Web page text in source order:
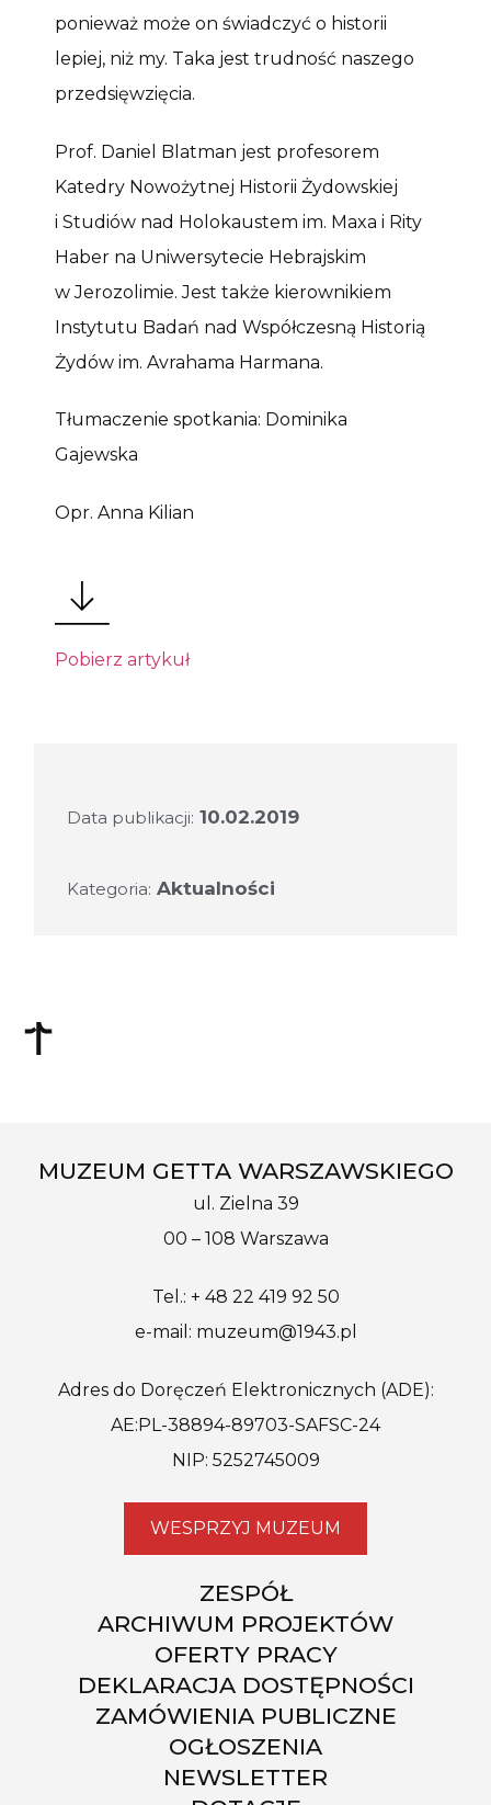
ponieważ może on świadczyć o historii
lepiej, niż my. Taka jest trudność naszego
przedsięwzięcia.
Prof. Daniel Blatman jest profesorem
Katedry Nowożytnej Historii Żydowskiej
i Studiów nad Holokaustem im. Maxa i Rity
Haber na Uniwersytecie Hebrajskim
w Jerozolimie. Jest także kierownikiem
Instytutu Badań nad Współczesną Historią
Żydów im. Avrahama Harmana.
Tłumaczenie spotkania: Dominika
Gajewska
Opr. Anna Kilian
Pobierz artykuł
Data publikacji: 10.02.2019
Kategoria: Aktualności
MUZEUM GETTA WARSZAWSKIEGO
ul. Zielna 39
00 – 108 Warszawa
Tel.: + 48 22 419 92 50
e-mail: muzeum@1943.pl
Adres do Doręczeń Elektronicznych (ADE):
AE:PL-38894-89703-SAFSC-24
NIP: 5252745009
WESPRZYJ MUZEUM
ZESPÓŁ
ARCHIWUM PROJEKTÓW
OFERTY PRACY
DEKLARACJA DOSTĘPNOŚCI
ZAMÓWIENIA PUBLICZNE
OGŁOSZENIA
NEWSLETTER